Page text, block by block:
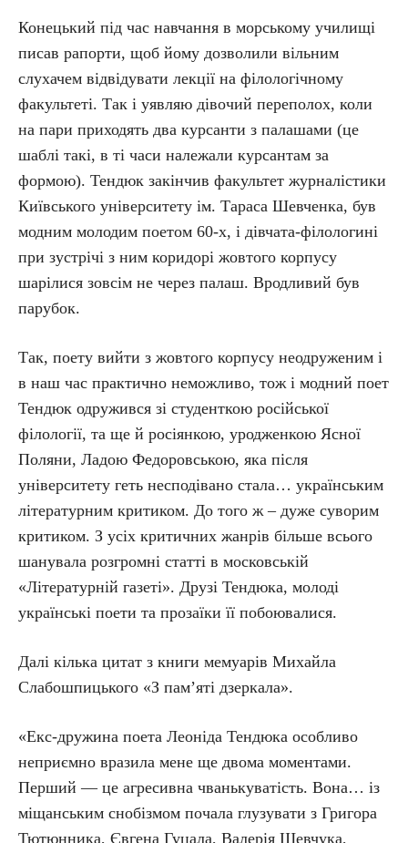
Конецький під час навчання в морському училищі
писав рапорти, щоб йому дозволили вільним
слухачем відвідувати лекції на філологічному
факультеті. Так і уявляю дівочий переполох, коли
на пари приходять два курсанти з палашами (це
шаблі такі, в ті часи належали курсантам за
формою). Тендюк закінчив факультет журналістики
Київського університету ім. Тараса Шевченка, був
модним молодим поетом 60-х, і дівчата-філологині
при зустрічі з ним коридорі жовтого корпусу
шарілися зовсім не через палаш. Вродливий був
парубок.
Так, поету вийти з жовтого корпусу неодруженим і
в наш час практично неможливо, тож і модний поет
Тендюк одружився зі студенткою російської
філології, та ще й росіянкою, уродженкою Ясної
Поляни, Ладою Федоровською, яка після
університету геть несподівано стала… українським
літературним критиком. До того ж – дуже суворим
критиком. З усіх критичних жанрів більше всього
шанувала розгромні статті в московській
«Літературній газеті». Друзі Тендюка, молоді
українські поети та прозаїки її побоювалися.
Далі кілька цитат з книги мемуарів Михайла
Слабошпицького «З пам’яті дзеркала».
«Екс-дружина поета Леоніда Тендюка особливо
неприємно вразила мене ще двома моментами.
Перший — це агресивна чванькуватість. Вона… із
міщанським снобізмом почала глузувати з Григора
Тютюнника, Євгена Гуцала, Валерія Шевчука,